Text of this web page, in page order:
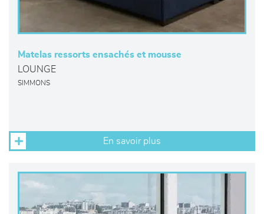
Matelas ressorts ensachés et mousse
LOUNGE
SIMMONS
En savoir plus